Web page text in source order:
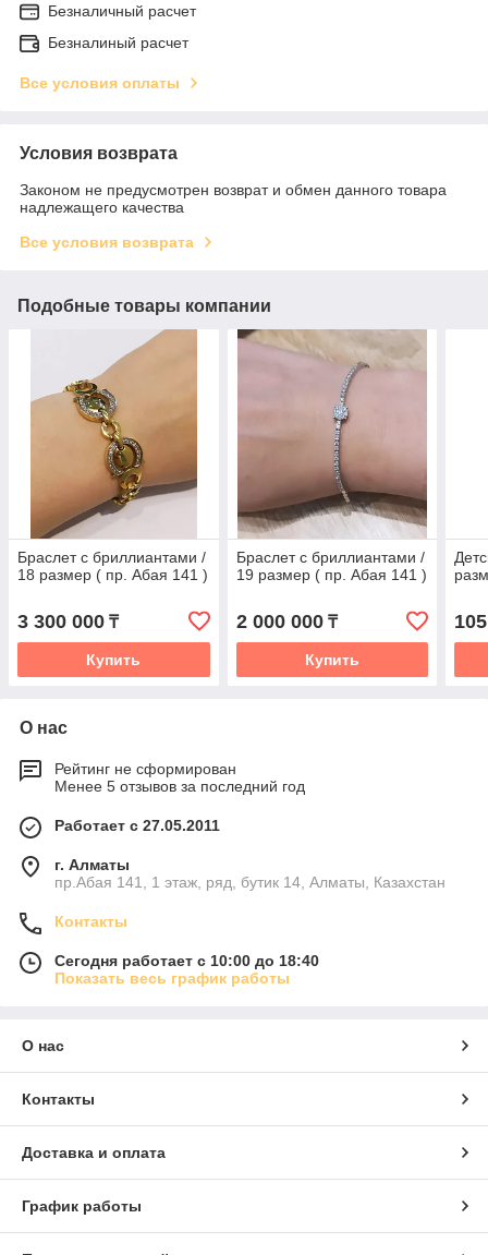
Безналичный расчет
Безналиный расчет
Все условия оплаты
Условия возврата
Законом не предусмотрен возврат и обмен данного товара
надлежащего качества
Все условия возврата
Подобные товары компании
Браслет с бриллиантами /
18 размер ( пр. Абая 141 )
3 300 000 ₸
Купить
Браслет с бриллиантами /
19 размер ( пр. Абая 141 )
2 000 000₸
Купить
О нас
Рейтинг не сформирован
Менее 5 отзывов за последний год
Работает с 27.05.2011
г. Алматы
пр.Абая 141, 1 этаж, ряд, бутик 14, Алматы, Казахстан
Контакты
Сегодня работает с 10:00 до 18:40
Показать весь график работы
О нас
Контакты
Доставка и оплата
График работы